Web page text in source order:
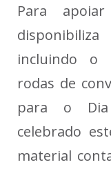
Para
incluindo o
rodas de
para o Dia
celebrado
material